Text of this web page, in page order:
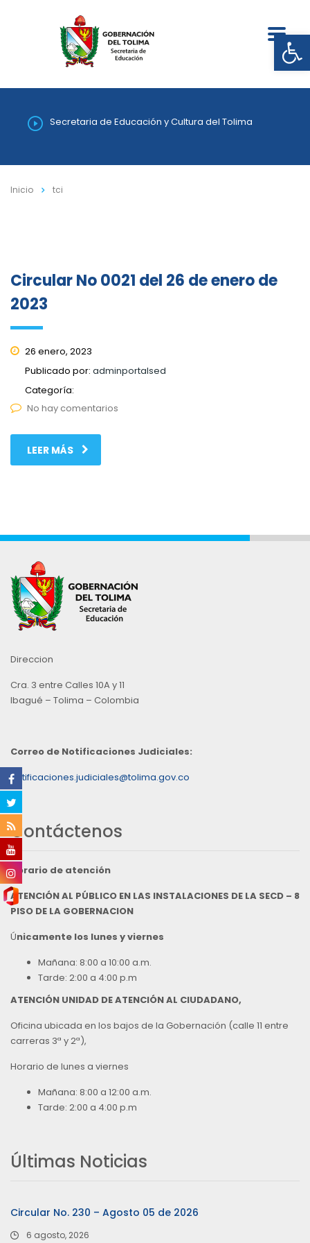
Secretaria de Educación y Cultura del Tolima
Inicio tci
Circular No 0021 del 26 de enero de
2023
26 enero, 2023
Publicado por: adminportalsed
Categoría:
No hay comentarios
LEER MÁS
Direccion
Cra. 3 entre Calles 10A y 11
Ibagué – Tolima – Colombia
Correo de Notificaciones Judiciales:
notificaciones.judiciales@tolima.gov.co
Contáctenos
Horario de atención
ATENCIÓN AL PÚBLICO EN LAS INSTALACIONES DE LA SECD – 8
PISO DE LA GOBERNACION
Únicamente los lunes y viernes
Mañana: 8:00 a 10:00 a.m.
Tarde: 2:00 a 4:00 p.m
ATENCIÓN UNIDAD DE ATENCIÓN AL CIUDADANO,
Oficina ubicada en los bajos de la Gobernación (calle 11 entre
carreras 3ª y 2ª),
Horario de lunes a viernes
Mañana: 8:00 a 12:00 a.m.
Tarde: 2:00 a 4:00 p.m
Últimas Noticias
Circular No. 230 – Agosto 05 de 2026
6 agosto, 2026